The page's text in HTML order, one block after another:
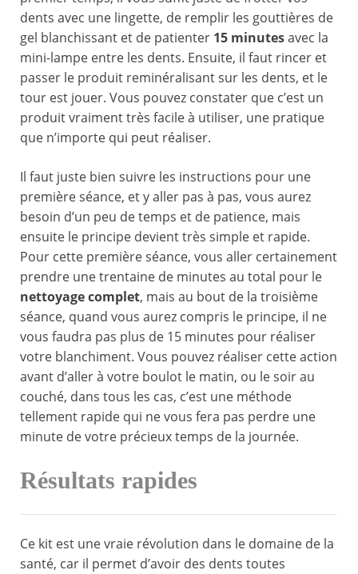
dents avec une lingette, de remplir les gouttières de
gel blanchissant et de patienter 15 minutesavec la
mini-lampe entre les dents. Ensuite, il faut rincer et
passer le produit reminéralisant sur les dents, et le
tour est jouer. Vous pouvez constater que c’est un
produit vraiment très facile à utiliser, une pratique
que n’importe qui peut réaliser.
Il faut juste bien suivre les instructions pour une
première séance, et y aller pas à pas, vous aurez
besoin d’un peu de temps et de patience, mais
ensuite le principe devient très simple et rapide.
Pour cette première séance, vous aller certainement
prendre une trentaine de minutes au total pour le
nettoyage complet, mais au bout de la troisième
séance, quand vous aurez compris le principe, il ne
vous faudra pas plus de 15 minutes pour réaliser
votre blanchiment. Vous pouvez réaliser cette action
avant d’aller à votre boulot le matin, ou le soir au
couché, dans tous les cas, c’est une méthode
tellement rapide qui ne vous fera pas perdre une
minute de votre précieux temps de la journée.
Résultats rapides
Ce kit est une vraie révolution dans le domaine de la
santé, car il permet d’avoir des dents toutes